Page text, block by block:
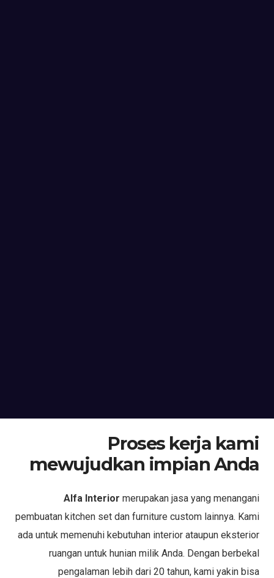
Proses kerja kami
mewujudkan impian Anda
Alfa Interior merupakan jasa yang menangani
pembuatan kitchen set dan furniture custom lainnya. Kami
ada untuk memenuhi kebutuhan interior ataupun eksterior
ruangan untuk hunian milik Anda. Dengan berbekal
pengalaman lebih dari 20 tahun, kami yakin bisa